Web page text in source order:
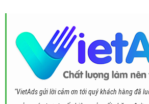
"VietAds gửi lời cảm ơn tới quý khách hàng đã